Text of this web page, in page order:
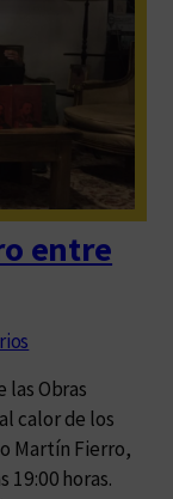
entre
Obras
calor de los
Martín Fierro,
19:00 horas.